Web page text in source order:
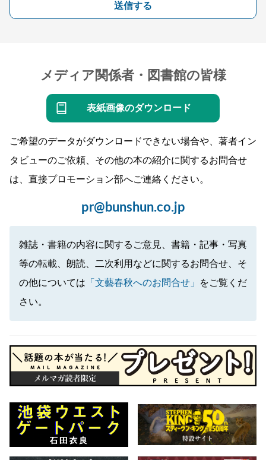
送信する
メディア関係者・図書館の皆様
表紙画像のダウンロード
ご希望のデータがダウンロードできない場合や、著者イン
タビューのご依頼、その他の本の紹介に関するお問合せ
は、直接プロモーション部へご連絡ください。
pr@bunshun.co.jp
雑誌・書籍の内容に関するご意見、書籍・記事・写真
等の転載、朗読、二次利用などに関するお問合せ、そ
の他については 「文藝春秋へのお問合せ」
をご覧くだ
さい。